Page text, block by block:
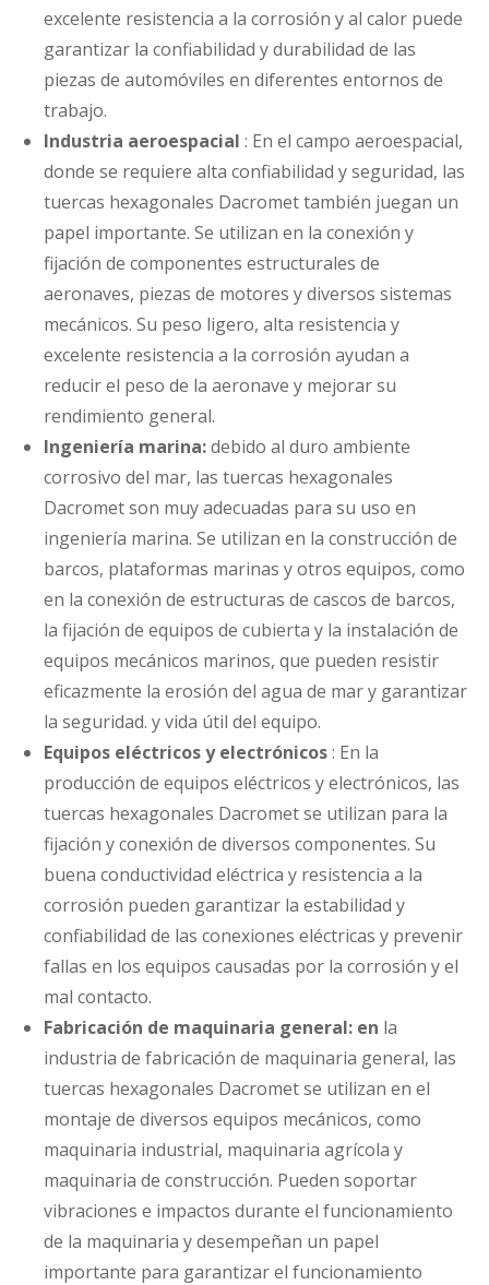
excelente resistencia a la corrosión y al calor puede
garantizar la confiabilidad y durabilidad de las
piezas de automóviles en diferentes entornos de
trabajo.
Industria aeroespacial : En el campo aeroespacial,
donde se requiere alta confiabilidad y seguridad, las
tuercas hexagonales Dacromet también juegan un
papel importante. Se utilizan en la conexión y
fijación de componentes estructurales de
aeronaves, piezas de motores y diversos sistemas
mecánicos. Su peso ligero, alta resistencia y
excelente resistencia a la corrosión ayudan a
reducir el peso de la aeronave y mejorar su
rendimiento general.
Ingeniería marina:debido al duro ambiente
corrosivo del mar, las tuercas hexagonales
Dacromet son muy adecuadas para su uso en
ingeniería marina. Se utilizan en la construcción de
barcos, plataformas marinas y otros equipos, como
en la conexión de estructuras de cascos de barcos,
la fijación de equipos de cubierta y la instalación de
equipos mecánicos marinos, que pueden resistir
eficazmente la erosión del agua de mar y garantizar
la seguridad. y vida útil del equipo.
Equipos eléctricos y electrónicos: En la
producción de equipos eléctricos y electrónicos, las
tuercas hexagonales Dacromet se utilizan para la
fijación y conexión de diversos componentes. Su
buena conductividad eléctrica y resistencia a la
corrosión pueden garantizar la estabilidad y
confiabilidad de las conexiones eléctricas y prevenir
fallas en los equipos causadas por la corrosión y el
mal contacto.
Fabricación de maquinaria general: en la
industria de fabricación de maquinaria general, las
tuercas hexagonales Dacromet se utilizan en el
montaje de diversos equipos mecánicos, como
maquinaria industrial, maquinaria agrícola y
maquinaria de construcción. Pueden soportar
vibraciones e impactos durante el funcionamiento
de la maquinaria y desempeñan un papel
importante para garantizar el funcionamiento